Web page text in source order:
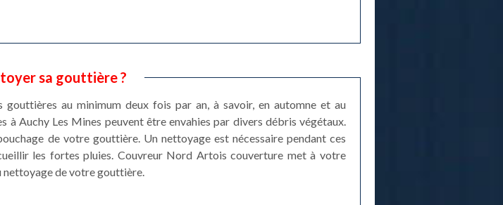
sa gouttière ?
au minimum deux fois par an, à savoir, en automne et au
à Auchy Les Mines peuvent être envahies par divers débris végétaux.
de votre gouttière. Un nettoyage est nécessaire pendant ces
les fortes pluies. Couvreur Nord Artois couverture met à votre
nettoyage de votre gouttière.